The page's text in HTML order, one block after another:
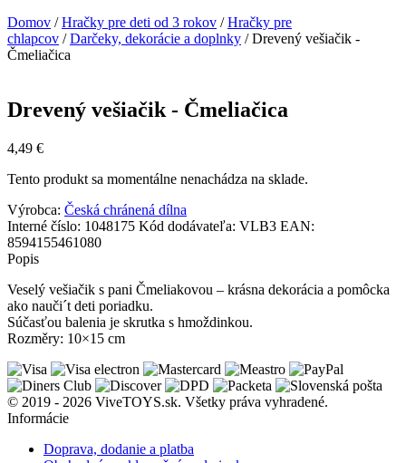
Domov /Hračky pre deti od 3 rokov /Hračky pre
chlapcov /Darčeky, dekorácie a doplnky / Drevený vešiačik -
Čmeliačica
Drevený vešiačik - Čmeliačica
4,49 €
Tento produkt sa momentálne nenachádza na sklade.
Výrobca: Česká chránená dílna
Interné číslo: 1048175 Kód dodávateľa: VLB3 EAN:
8594155461080
Popis
Veselý vešiačik s pani Čmeliakovou – krásna dekorácia a pomôcka
ako nauči´t deti poriadku.
Súčasťou balenia je skrutka s hmoždinkou.
Rozměry: 10×15 cm
© 2019 - 2026 ViveTOYS.sk. Všetky práva vyhradené.
Informácie
Doprava, dodanie a platba